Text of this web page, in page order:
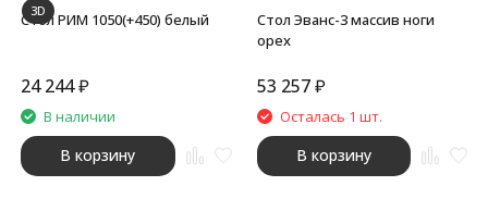
3D
Стол РИМ 1050(+450) белый
24 244₽
В наличии
В корзину
Стол Эванс-3 массив ноги
орех
53 257 ₽
Осталась 1 шт.
В корзину